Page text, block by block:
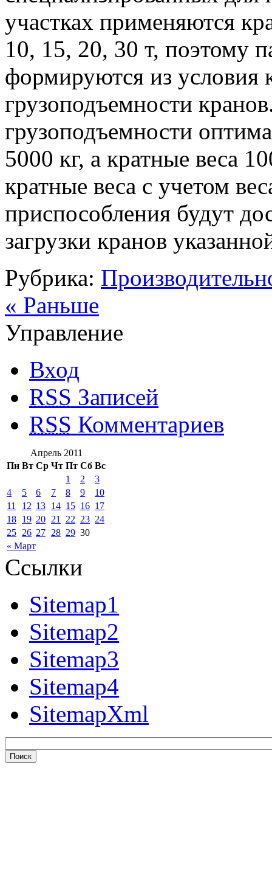
участках применяются
10, 15, 20, 30 т, поэтому
формируются из условия
грузоподъемности
грузоподъемности
5000 кг, а кратные веса
кратные веса с учетом
приспособления будут
загрузки кранов
Рубрика:
« Раньше
Управление
Вход
RSS Записей
RSS Комментариев
Апрель 2011
Пн Вт Ср Чт Пт Сб Вс
« Март
1 2
3
4
5 6 7 8 9
10
11
12 13 14 15 16 17
18 19 20 21 22 23 24
25 26 27 28 29 30
Ссылки
Sitemap1
Sitemap2
Sitemap3
Sitemap4
SitemapXml